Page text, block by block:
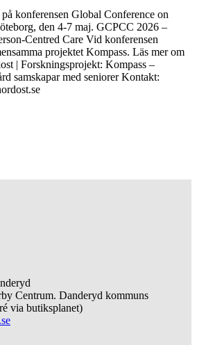
konferensen Global Conference on
den 4-7 maj. GCPCC 2026 –
Centred Care Vid konferensen
projektet Kompass. Läs mer om
| Forskningsprojekt: Kompass –
samskapar med seniorer Kontakt:
Centrum. Danderyd kommuns
via butiksplanet)